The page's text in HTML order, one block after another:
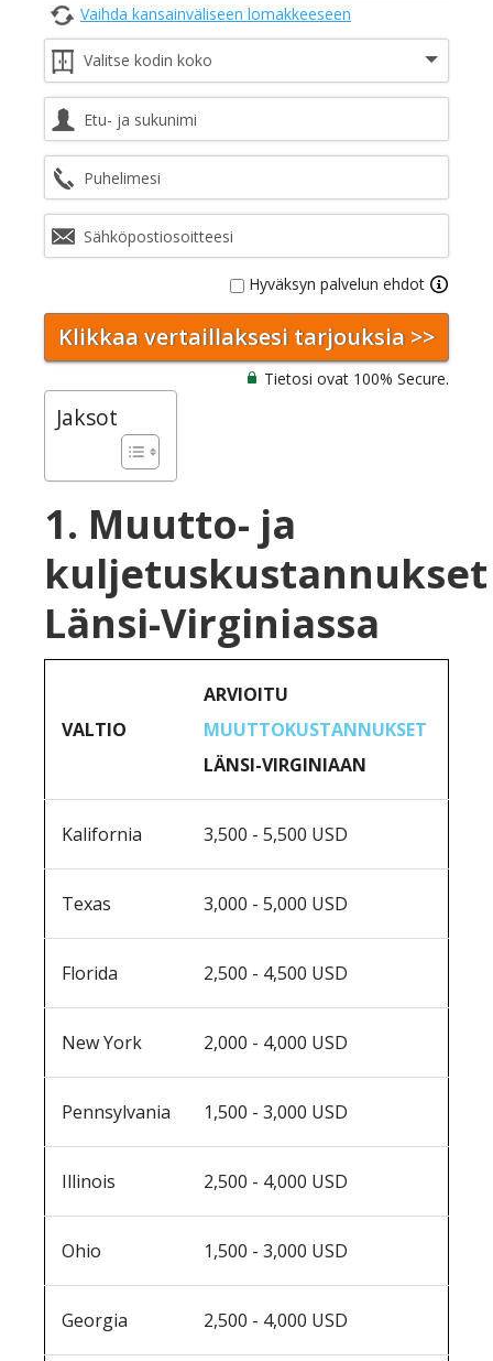
Vaihda kansainväliseen lomakkeeseen
Hyväksyn palvelun ehdot
Tietosi ovat 100% Secure.
Jaksot
1. Muutto- ja
kuljetuskustannukset
Länsi-Virginiassa
VALTIO
ARVIOITU
MUUTTOKUSTANNUKSET
LÄNSI-VIRGINIAAN
Kalifornia 3,500 - 5,500 USD
Texas 3,000 - 5,000 USD
Florida 2,500 - 4,500 USD
New York 2,000 - 4,000 USD
Pennsylvania 1,500 - 3,000 USD
Illinois 2,500 - 4,000 USD
Ohio 1,500 - 3,000 USD
Georgia 2,500 - 4,000 USD